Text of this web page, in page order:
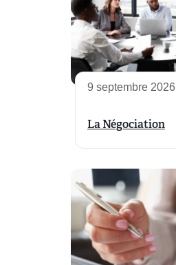
9 septembre 2026
La Négociation